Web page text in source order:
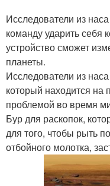
Исследователи из
команду ударить себя
устройство сможет
планеты.
Исследователи из
который находится на
проблемой во время
Бур для раскопок,
для того, чтобы рыть
отбойного молотка,